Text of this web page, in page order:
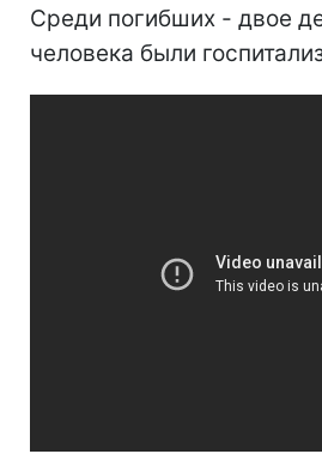
Среди погибших - двое
человека были